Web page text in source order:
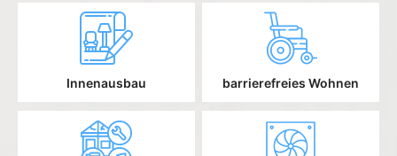
Innenausbau barrierefreies Wohnen